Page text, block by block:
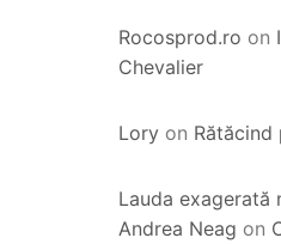
Rocosprod.ro on
Chevalier
Lory on Rătăcind
Lauda exagerată
Andrea Neag on